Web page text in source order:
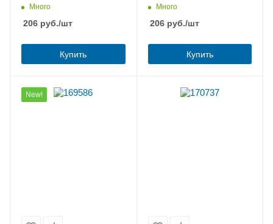
Водопад, с бегунком
Много
206 руб./шт
Купить
Фонтаны Петергофа, с
Много
206руб./шт
Купить
New!